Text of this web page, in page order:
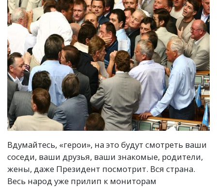
Вдумайтесь, «герои», на это будут смотреть ваши
соседи, ваши друзья, ваши знакомые, родители,
жены, даже Президент посмотрит. Вся страна.
Весь народ уже прилип к мониторам